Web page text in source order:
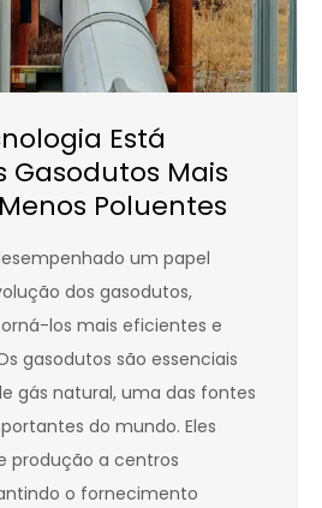
Está
Gasodutos Mais
Poluentes
um papel
dos gasodutos,
los mais eficientes e
gasodutos são essenciais
gás natural, uma das fontes
do mundo. Eles
produção a centros
o fornecimento